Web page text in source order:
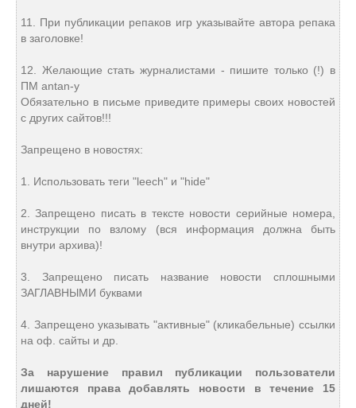
11. При публикации репаков игр указывайте автора репака
в заголовке!
12. Желающие стать журналистами - пишите только (!) в
ПМ antan-у
Обязательно в письме приведите примеры своих новостей
с других сайтов!!!
Запрещено в новостях:
1. Использовать теги "leech" и "hide"
2. Запрещено писать в тексте новости серийные номера,
инструкции по взлому (вся информация должна быть
внутри архива)!
3. Запрещено писать название новости сплошными
ЗАГЛАВНЫМИ буквами
4. Запрещено указывать "активные" (кликабельные) ссылки
на оф. сайты и др.
За нарушение правил публикации пользователи
лишаются права добавлять новости в течение 15
дней!